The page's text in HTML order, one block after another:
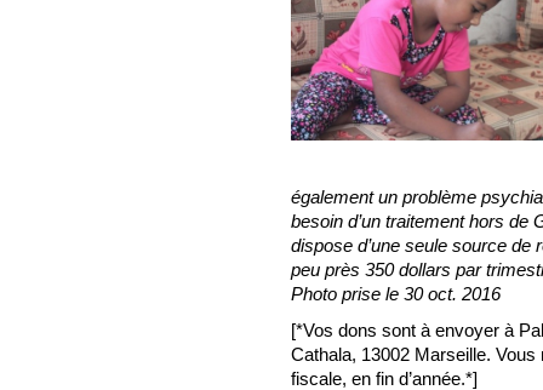
également un problème
besoin d’un traitement hors de
dispose d’une seule source de
peu près 350 dollars par
Photo prise le 30 oct. 2016
[*Vos dons sont à envoyer à
Cathala, 13002 Marseille.
fiscale, en fin d’année.*]